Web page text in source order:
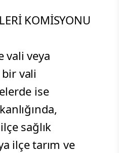
KOMİSYONU
vali veya
vali
ise
sağlık
ilçe tarım ve